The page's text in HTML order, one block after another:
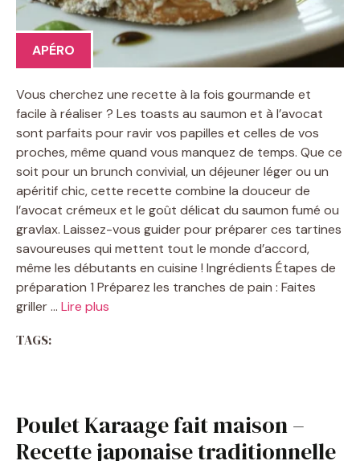
APÉRO
Vous cherchez une recette à la fois gourmande et
facile à réaliser ? Les toasts au saumon et à l’avocat
sont parfaits pour ravir vos papilles et celles de vos
proches, même quand vous manquez de temps. Que ce
soit pour un brunch convivial, un déjeuner léger ou un
apéritif chic, cette recette combine la douceur de
l’avocat crémeux et le goût délicat du saumon fumé ou
gravlax. Laissez-vous guider pour préparer ces tartines
savoureuses qui mettent tout le monde d’accord,
même les débutants en cuisine ! Ingrédients Étapes de
préparation 1 Préparez les tranches de pain : Faites
griller … Lire plus
TAGS:
Poulet Karaage fait maison –
Recette japonaise traditionnelle